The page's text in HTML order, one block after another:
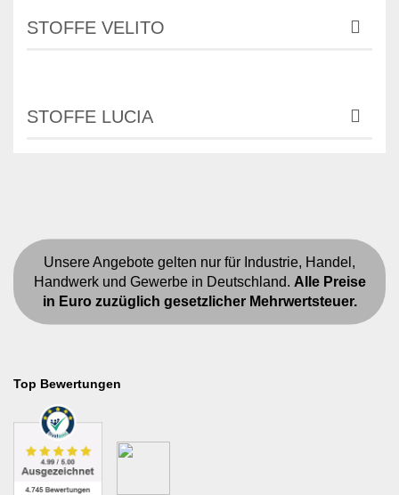
STOFFE VELITO
STOFFE LUCIA
Unsere Angebote gelten nur für Industrie, Handel,
Handwerk und Gewerbe in Deutschland. Alle Preise
in Euro zuzüglich gesetzlicher Mehrwertsteuer.
Top Bewertungen